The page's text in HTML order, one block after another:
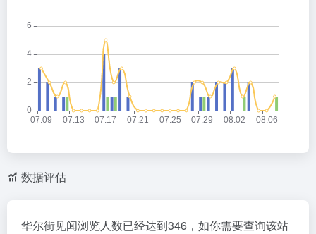
数据评估
华尔街见闻浏览人数已经达到346，如你需要查询该站